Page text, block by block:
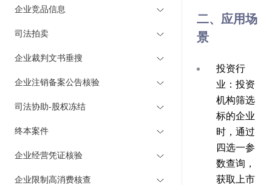
企业竞品信息
司法拍卖
企业裁判文书垂搜
企业注销备案公告核验
司法协助-股权冻结
终本案件
企业经营凭证核验
企业限制高消费核查
二、应用场
景
投资行
业：投资
机构筛选
标的企业
时，通过
四选一参
数查询，
获取上市